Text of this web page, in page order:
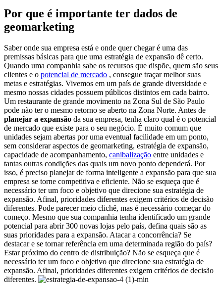
Por que é importante ter dados de
geomarketing
Saber onde sua empresa está e onde quer chegar é uma das
premissas básicas para que uma estratégia de expansão dê certo.
Quando uma companhia sabe os recursos que dispõe, quem são seus
clientes e o potencial de mercado , consegue traçar melhor suas
metas e estratégias. Vivemos em um país de grande diversidade e
mesmo nossas cidades possuem públicos distintos em cada bairro.
Um restaurante de grande movimento na Zona Sul de São Paulo
pode não ter o mesmo retorno se aberto na Zona Norte. Antes de
planejar a expansão da sua empresa, tenha claro qual é o potencial
de mercado que existe para o seu negócio. É muito comum que
unidades sejam abertas por uma eventual facilidade em um ponto,
sem considerar aspectos de geomarketing, estratégia de expansão,
capacidade de acompanhamento, canibalização entre unidades e
tantas outras condições das quais um novo ponto dependerá. Por
isso, é preciso planejar de forma inteligente a expansão para que sua
empresa se torne competitiva e eficiente. Não se esqueça que é
necessário ter um foco e objetivo que direcione sua estratégia de
expansão. Afinal, prioridades diferentes exigem critérios de decisão
diferentes. Pode parecer meio clichê, mas é necessário começar do
começo. Mesmo que sua companhia tenha identificado um grande
potencial para abrir 300 novas lojas pelo país, defina quais são as
suas prioridades para a expansão. Atacar a concorrência? Se
destacar e se tornar referência em uma determinada região do país?
Estar próximo do centro de distribuição? Não se esqueça que é
necessário ter um foco e objetivo que direcione sua estratégia de
expansão. Afinal, prioridades diferentes exigem critérios de decisão
diferentes.